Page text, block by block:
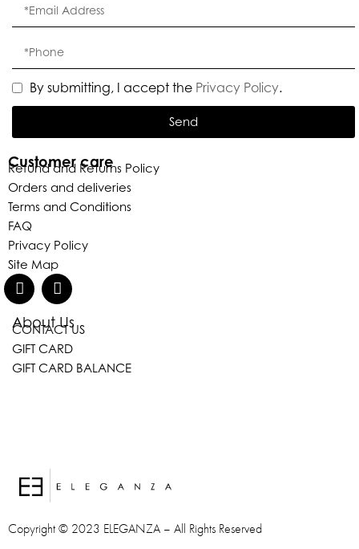
About Us
CONTACT US
GIFT CARD
GIFT CARD BALANCE
Customer care
Refund and Returns Policy
Orders and deliveries
Terms and Conditions
FAQ
Privacy Policy
Site Map
By submitting, I accept the Privacy Policy.
Send
Copyright © 2023 ELEGANZA – All Rights Reserved